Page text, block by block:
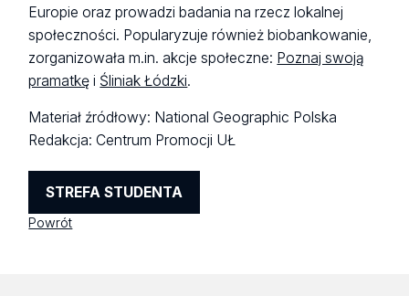
Europie oraz prowadzi badania na rzecz lokalnej
społeczności. Popularyzuje również biobankowanie,
zorganizowała m.in. akcje społeczne: Poznaj swoją
pramatkę i Śliniak Łódzki.
Materiał źródłowy: National Geographic Polska
Redakcja: Centrum Promocji UŁ
STREFA STUDENTA
Powrót